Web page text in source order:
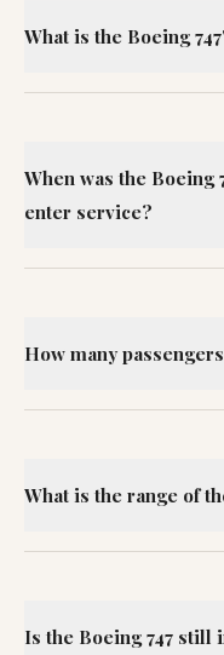
What is the Boeing
When was the
enter service?
How many
What is the range of
Is the Boeing 747 still